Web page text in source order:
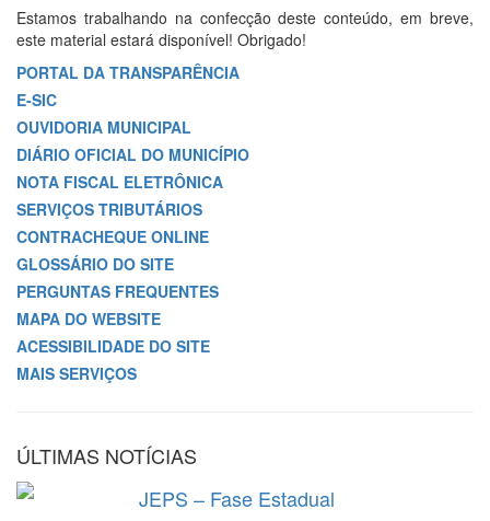
Estamos trabalhando na confecção deste conteúdo, em breve,
este material estará disponível! Obrigado!
PORTAL DA TRANSPARÊNCIA
E-SIC
OUVIDORIA MUNICIPAL
DIÁRIO OFICIAL DO MUNICÍPIO
NOTA FISCAL ELETRÔNICA
SERVIÇOS TRIBUTÁRIOS
CONTRACHEQUE ONLINE
GLOSSÁRIO DO SITE
PERGUNTAS FREQUENTES
MAPA DO WEBSITE
ACESSIBILIDADE DO SITE
MAIS SERVIÇOS
ÚLTIMAS NOTÍCIAS
JEPS – Fase Estadual